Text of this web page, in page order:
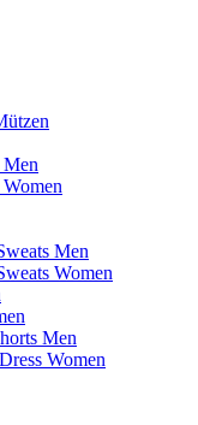
Men
Men
Women
Men
Women